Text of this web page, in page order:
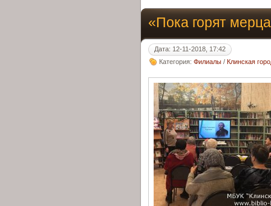
«Пока горят
Дата: 12-11-2018, 17:42
Категория: Филиалы / Клинская